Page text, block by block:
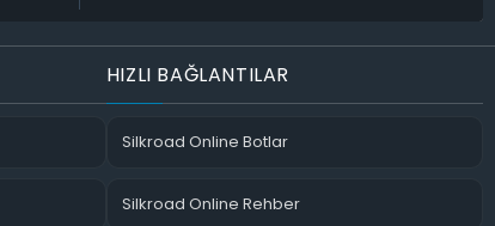
HIZLI BAĞLANTILAR
Silkroad Online Botlar
Silkroad Online Rehber